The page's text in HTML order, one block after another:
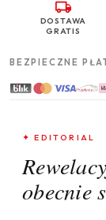
DOSTAWA
GRATIS
BEZPIECZNE
✦ EDITORIAL
obecnie